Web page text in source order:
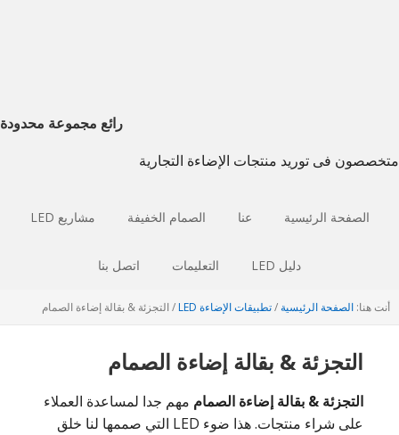
رائع مجموعة محدودة
متخصصون فى توريد منتجات الإضاءة التجارية
الصفحة الرئيسية عنا الصمام الخفيفة مشاريع LED
دليل LED التعليمات اتصل بنا
أنت هنا: الصفحة الرئيسية/تطبيقات الإضاءة LED /التجزئة & بقالة إضاءة الصمام
التجزئة & بقالة إضاءة الصمام
التجزئة & بقالة إضاءة الصمام مهم جدا لمساعدة العملاء
على شراء منتجات. هذا ضوء LED التي صممها لنا خلق